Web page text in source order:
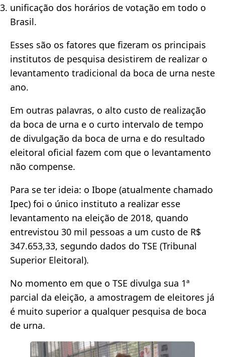
unificação dos horários de votação em todo o
Brasil.
Esses são os fatores que fizeram os principais
institutos de pesquisa desistirem de realizar o
levantamento tradicional da boca de urna neste
ano.
Em outras palavras, o alto custo de realização
da boca de urna e o curto intervalo de tempo
de divulgação da boca de urna e do resultado
eleitoral oficial fazem com que o levantamento
não compense.
Para se ter ideia: o Ibope (atualmente chamado
Ipec) foi o único instituto a realizar esse
levantamento na eleição de 2018, quando
entrevistou 30 mil pessoas a um custo de R$
347.653,33, segundo dados do TSE (Tribunal
Superior Eleitoral).
No momento em que o TSE divulga sua 1ª
parcial da eleição, a amostragem de eleitores já
é muito superior a qualquer pesquisa de boca
de urna.